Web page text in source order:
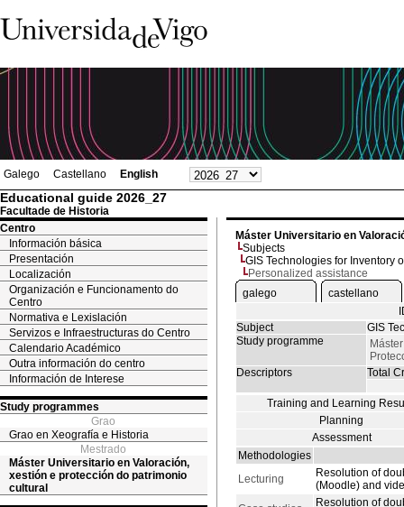
Galego Castellano English
Educational guide 2026_27
Facultade de Historia
Centro
Información básica
Presentación
Localización
Organización e Funcionamento do
Centro
Normativa e Lexislación
Servizos e Infraestructuras do Centro
Calendario Académico
Outra información do centro
Información de Interese
Study programmes
Grao
Grao en Xeografía e Historia
Mestrado
Máster Universitario en Valoración,
xestión e protección do patrimonio
cultural
Máster Universitario en
Subjects
GIS Technologies for Inventory
Personalized assistance
galego
castellano
Subject
GIS
Study programme
Descriptors
Total
Training and Learning
Planning
Assessment
Methodologies
Lecturing
Resolution of
(Moodle) and
Resolution of